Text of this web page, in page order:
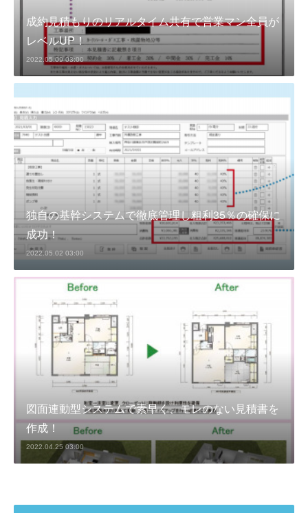
成約見積もりのリアルタイム共有で営業マン全員が
レベルUP！
2022.05.09 03:00
独自の基幹システムで徹底管理し粗利35％の確保に
成功！
2022.05.02 03:00
図面連動型システムで素早く、モレのない見積書を
作成！
2022.04.25 03:00